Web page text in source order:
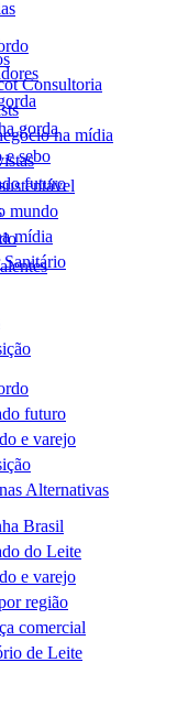
Consultoria
na mídia
mídia
Sanitário
gorda
e sebo
futuro
mundo
futuro
e varejo
Alternativas
Brasil
do Leite
e varejo
região
comercial
de Leite